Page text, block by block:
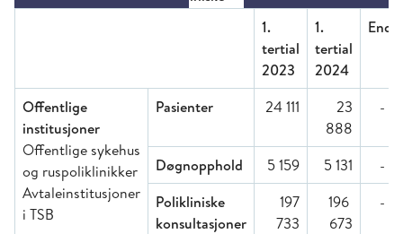
1.
tertial
2023
1.
tertial
2024
Offentlige
institusjoner
Offentlige sykehus
og ruspoliklinikker
Avtaleinstitusjoner
i TSB
Pasienter 24 111
23
888
- 1
Døgnopphold 5 159 5 131
- 1
Polikliniske
konsultasjoner
197
733
196
673
- 1